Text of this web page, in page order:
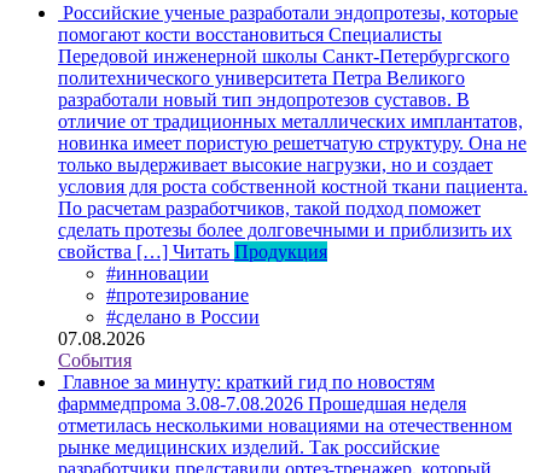
Российские ученые разработали эндопротезы, которые
помогают кости восстановиться Специалисты
Передовой инженерной школы Санкт-Петербургского
политехнического университета Петра Великого
разработали новый тип эндопротезов суставов. В
отличие от традиционных металлических имплантатов,
новинка имеет пористую решетчатую структуру. Она не
только выдерживает высокие нагрузки, но и создает
условия для роста собственной костной ткани пациента.
По расчетам разработчиков, такой подход поможет
сделать протезы более долговечными и приблизить их
свойства […] Читать Продукция
#инновации
#протезирование
#сделано в России
07.08.2026
События
Главное за минуту: краткий гид по новостям
фарммедпрома 3.08-7.08.2026 Прошедшая неделя
отметилась несколькими новациями на отечественном
рынке медицинских изделий. Так российские
разработчики представили ортез-тренажер, который